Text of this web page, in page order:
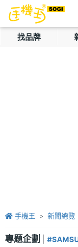
找品牌
手機王 新聞總覽
專題企劃